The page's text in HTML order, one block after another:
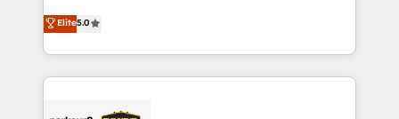
Book Process & Guidelines utilisateurs 🎓
Formations des utilisateurs
Marketing with our exclusive methodologies:
BOOMS and BOOST. Together, they form a powerful
combination that has driven success for over 800
businesses worldwide. As Elite HubSpot Partners, we
Elite5.0